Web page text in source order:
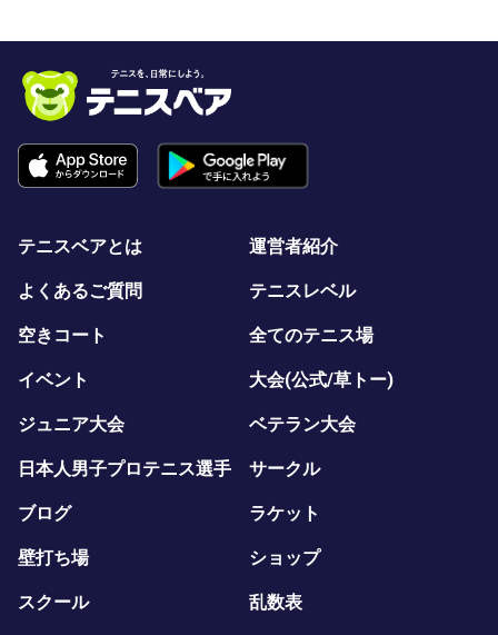
テニスベアとは 運営者紹介
よくあるご質問 テニスレベル
空きコート 全てのテニス場
イベント 大会(公式/草トー)
ジュニア大会 ベテラン大会
日本人男子プロテニス選手 サークル
ブログ ラケット
壁打ち場 ショップ
スクール 乱数表